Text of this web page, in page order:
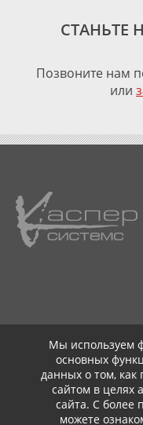
Мы используем
основных
данных о том, как
сайтом в целях
сайта. С
можете
Позвоните нам
или